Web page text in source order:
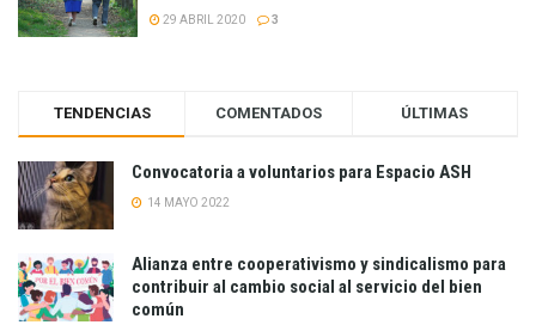
29 ABRIL 2020 3
TENDENCIAS COMENTADOS ÚLTIMAS
Convocatoria a voluntarios para Espacio ASH
14 MAYO 2022
Alianza entre cooperativismo y sindicalismo para
contribuir al cambio social al servicio del bien
común